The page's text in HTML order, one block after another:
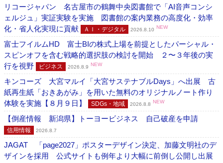
リコージャパン 名古屋市の鶴舞中央図書館で「AI音声コンシ
ェルジュ」実証実験を実施 図書館の案内業務の高度化・効率
化・省人化実現に貢献
ＡＩ・デジタル 2026.8.10 NEW
富士フイルムHD 富士BIの株式上場を前提としたパーシャル・
スピンオフを含む戦略的選択肢の検討を開始 ２〜３年後の実
行を視野
ビジネス 2026.8.9 NEW
キンコーズ 大宮マルイ「大宮サステナブルDays」へ出展 古
紙再生紙「おきあがみ」を用いた無料のオリジナルノート作り
体験を実施【８月９日】
SDGs・地域 2026.8.8 NEW
【倒産情報 新潟県】トーヨービジネス 自己破産を申請
信用情報 2026.8.7
JAGAT 「page2027」ポスターデザイン決定、加藤文明社のデ
ザインを採用 公式サイトも例年より大幅に前倒し公開し出展